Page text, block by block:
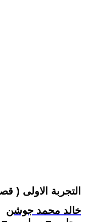
التجربة الاولى (
خالد محمد جوشن